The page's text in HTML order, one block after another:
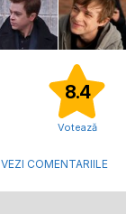
8.4
Votează
VEZI COMENTARIILE